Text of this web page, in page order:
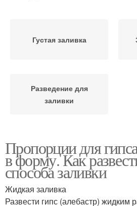
Густая заливка
Разведение для
заливки
Пропорции для
в форму. Как
способа заливки
Жидкая заливка
Развести гипс (алебастр) жидким